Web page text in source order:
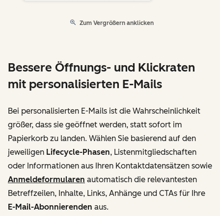
Zum Vergrößern anklicken
Bessere Öffnungs- und Klickraten
mit personalisierten E-Mails
Bei personalisierten E-Mails ist die Wahrscheinlichkeit
größer, dass sie geöffnet werden, statt sofort im
Papierkorb zu landen. Wählen Sie basierend auf den
jeweiligen Lifecycle-Phasen, Listenmitgliedschaften
oder Informationen aus Ihren Kontaktdatensätzen sowie
Anmeldeformularen automatisch die relevantesten
Betreffzeilen, Inhalte, Links, Anhänge und CTAs für Ihre
E-Mail-Abonnierenden aus.